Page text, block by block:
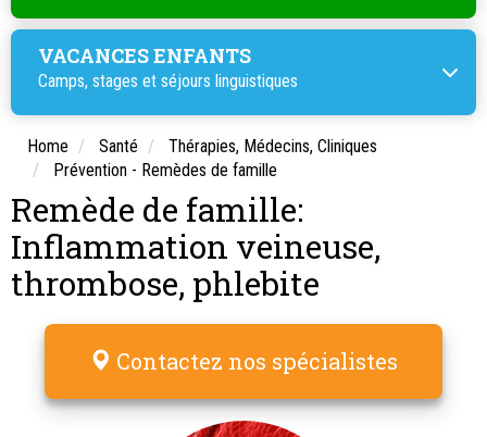
VACANCES ENFANTS
Camps, stages et séjours linguistiques
Home Santé
Thérapies, Médecins, Cliniques
Prévention - Remèdes de famille
Remède de famille:
Inflammation veineuse,
thrombose, phlebite
Contactez nos spécialistes